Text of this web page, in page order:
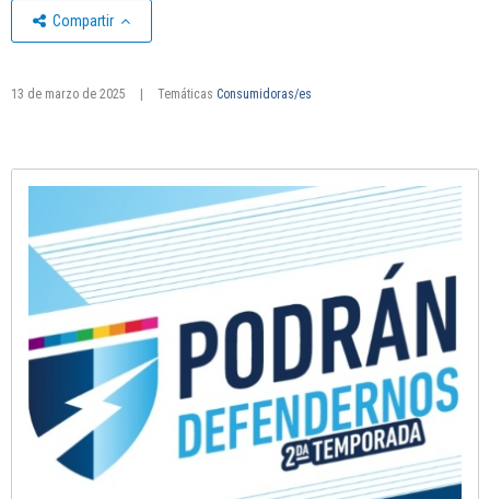
Compartir
13 de marzo de 2025 Temáticas Consumidoras/es